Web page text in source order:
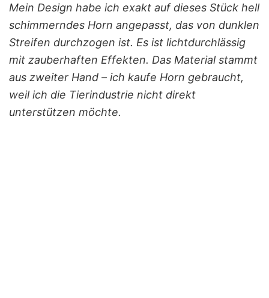
Mein Design habe ich exakt auf dieses Stück hell
schimmerndes Horn angepasst, das von dunklen
Streifen durchzogen ist. Es ist lichtdurchlässig
mit zauberhaften Effekten. Das Material stammt
aus zweiter Hand – ich kaufe Horn gebraucht,
weil ich die Tierindustrie nicht direkt
unterstützen möchte.